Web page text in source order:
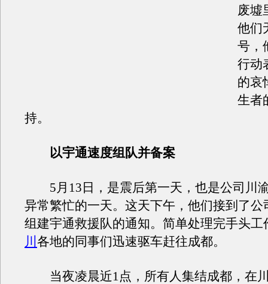
废墟
他们
号，
行动
的哀
生者
持。
以宇通速度组队并备案
5月13日，是震后第一天，也是公司川
异常繁忙的一天。这天下午，他们接到了公
组建宇通救援队的通知。简单处理完手头工
川 各地的同事们迅速驱车赶往成都。
当夜凌晨近1点，所有人集结成都，在